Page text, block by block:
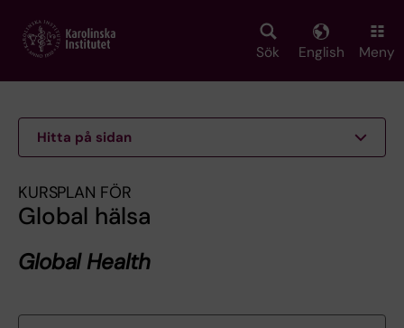
main
Sök English Meny
Hitta på sidan
KURSPLAN FÖR
Global hälsa
Global Health